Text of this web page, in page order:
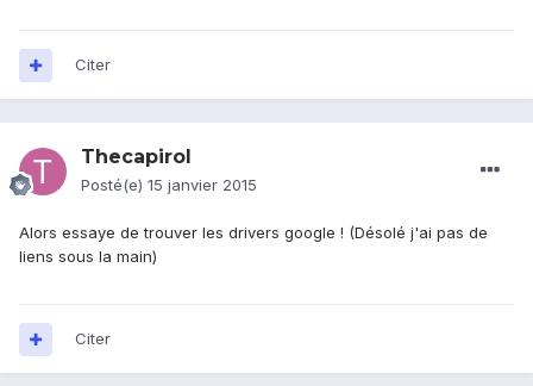
Citer
Thecapirol
Posté(e) 15 janvier 2015
Alors essaye de trouver les drivers google ! (Désolé j'ai pas de
liens sous la main)
Citer